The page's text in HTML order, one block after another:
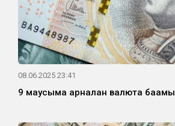
08.06.2025 23:41
9 маусымға арналған валюта бағамы